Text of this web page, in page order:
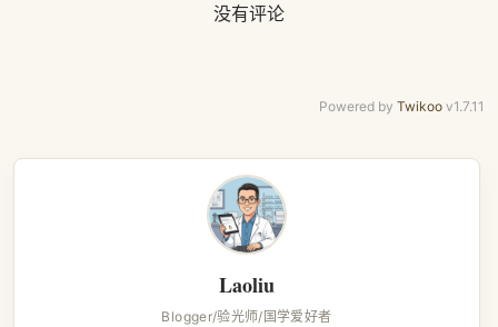
没有评论
Powered by Twikoo v1.7.11
Laoliu
Blogger/验光师/国学爱好者